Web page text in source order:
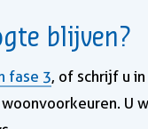
blijven?
fase 3, of schrijf u
U